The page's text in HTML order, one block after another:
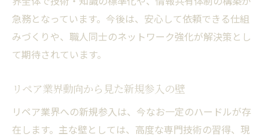
急務となっています。今後は、安心して依頼できる仕組
みづくりや、職人同士のネットワーク強化が解決策とし
て期待されています。
リペア業界動向から見た新規参入の壁
リペア業界への新規参入は、今なお一定のハードルが存
在します。主な壁としては、高度な専門技術の習得、現